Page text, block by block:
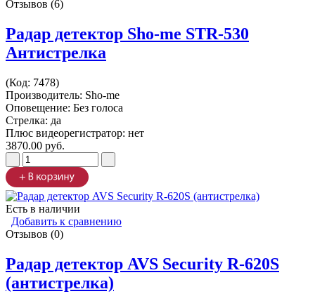
Отзывов (6)
Радар детектор Sho-me STR-530
Антистрелка
(Код: 7478)
Производитель: Sho-me
Оповещение: Без голоса
Стрелка: да
Плюс видеорегистратор: нет
3870.00 руб.
Есть в наличии
Добавить к сравнению
Отзывов (0)
Радар детектор AVS Security R-620S
(антистрелка)